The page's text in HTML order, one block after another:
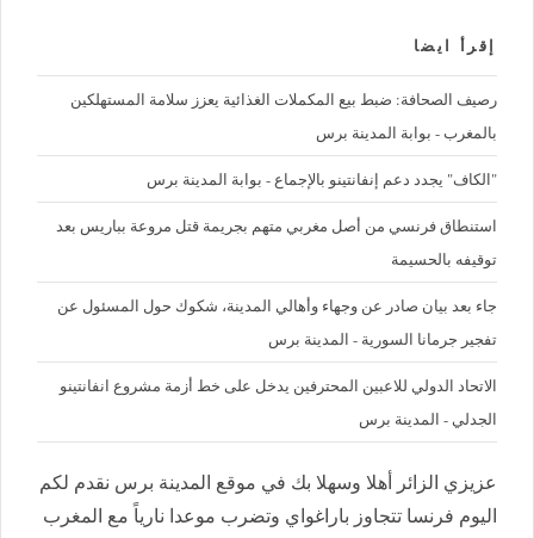
إقرأ ايضا
رصيف الصحافة: ضبط بيع المكملات الغذائية يعزز سلامة المستهلكين
بالمغرب - بوابة المدينة برس
"الكاف" يجدد دعم إنفانتينو بالإجماع - بوابة المدينة برس
استنطاق فرنسي من أصل مغربي متهم بجريمة قتل مروعة بباريس بعد
توقيفه بالحسيمة
جاء بعد بيان صادر عن وجهاء وأهالي المدينة، شكوك حول المسئول عن
تفجير جرمانا السورية - المدينة برس
الاتحاد الدولي للاعبين المحترفين يدخل على خط أزمة مشروع انفانتينو
الجدلي - المدينة برس
عزيزي الزائر أهلا وسهلا بك في موقع المدينة برس نقدم لكم
اليوم فرنسا تتجاوز باراغواي وتضرب موعدا نارياً مع المغرب